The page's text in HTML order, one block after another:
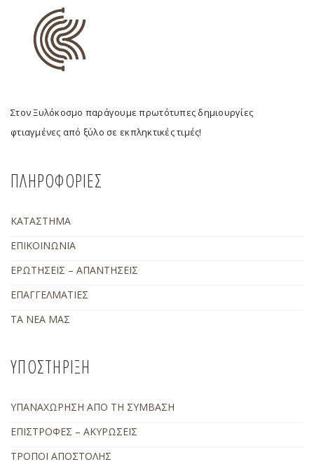
Στον Ξυλόκοσμο παράγουμε πρωτότυπες δημιουργίες
φτιαγμένες από ξύλο σε εκπληκτικές τιμές!
ΠΛΗΡΟΦΟΡΙΕΣ
ΚΑΤΑΣΤΗΜΑ
ΕΠΙΚΟΙΝΩΝΙΑ
ΕΡΩΤΗΣΕΙΣ – ΑΠΑΝΤΗΣΕΙΣ
ΕΠΑΓΓΕΛΜΑΤΙΕΣ
ΤΑ ΝΕΑ ΜΑΣ
ΥΠΟΣΤΗΡΙΞΗ
ΥΠΑΝΑΧΩΡΗΣΗ ΑΠΟ ΤΗ ΣΥΜΒΑΣΗ
ΕΠΙΣΤΡΟΦΕΣ – ΑΚΥΡΩΣΕΙΣ
ΤΡΟΠΟΙ ΑΠΟΣΤΟΛΗΣ